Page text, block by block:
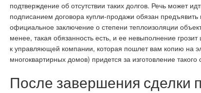
подтверждение об отсутствии таких долгов. Речь может
подписанием договора купли-продажи обязан
официальное заключение о степени теплоизоляции
менее, такая обязанность есть, и ее невыполнение
к управляющей компании, которая пошлет вам копию на
многоквартирных домов) придется за изготовление такого
После завершения сделки